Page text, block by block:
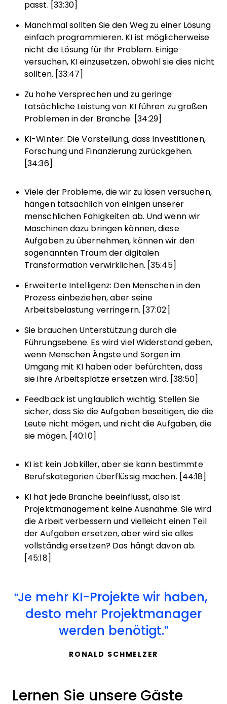
passt. [33:30]
Manchmal sollten Sie den Weg zu einer Lösung
einfach programmieren. KI ist möglicherweise
nicht die Lösung für Ihr Problem. Einige
versuchen, KI einzusetzen, obwohl sie dies nicht
sollten. [33:47]
Zu hohe Versprechen und zu geringe
tatsächliche Leistung von KI führen zu großen
Problemen in der Branche. [34:29]
KI-Winter: Die Vorstellung, dass Investitionen,
Forschung und Finanzierung zurückgehen.
[34:36]
Viele der Probleme, die wir zu lösen versuchen,
hängen tatsächlich von einigen unserer
menschlichen Fähigkeiten ab. Und wenn wir
Maschinen dazu bringen können, diese
Aufgaben zu übernehmen, können wir den
sogenannten Traum der digitalen
Transformation verwirklichen. [35:45]
Erweiterte Intelligenz: Den Menschen in den
Prozess einbeziehen, aber seine
Arbeitsbelastung verringern. [37:02]
Sie brauchen Unterstützung durch die
Führungsebene. Es wird viel Widerstand geben,
wenn Menschen Ängste und Sorgen im
Umgang mit KI haben oder befürchten, dass
sie ihre Arbeitsplätze ersetzen wird. [38:50]
Feedback ist unglaublich wichtig. Stellen Sie
sicher, dass Sie die Aufgaben beseitigen, die die
Leute nicht mögen, und nicht die Aufgaben, die
sie mögen. [40:10]
KI ist kein Jobkiller, aber sie kann bestimmte
Berufskategorien überflüssig machen. [44:18]
KI hat jede Branche beeinflusst, also ist
Projektmanagement keine Ausnahme. Sie wird
die Arbeit verbessern und vielleicht einen Teil
der Aufgaben ersetzen, aber wird sie alles
vollständig ersetzen? Das hängt davon ab.
[45:18]
Je mehr KI-Projekte wir haben,
desto mehr Projektmanager
werden benötigt.
RONALD SCHMELZER
Lernen Sie unsere Gäste